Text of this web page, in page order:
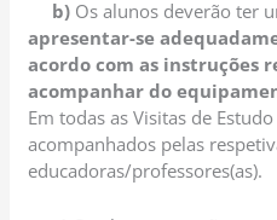
b) Os alunos deverão ter
apresentar-se
acordo com as instruções
acompanhar do
Em todas as Visitas de
acompanhados pelas
educadoras/professores(as).